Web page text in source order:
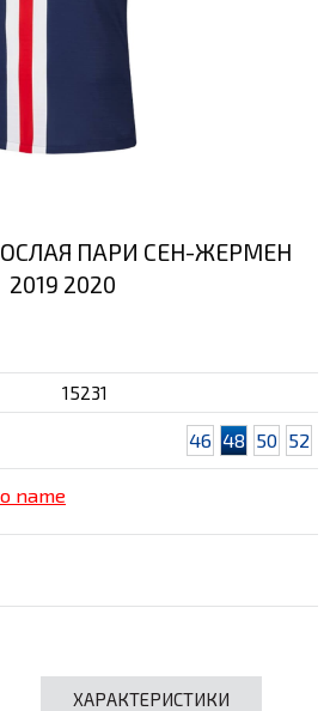
ПАРИ СЕН-ЖЕРМЕН
2019 2020
15231
46 48 50 52
name
ХАРАКТЕРИСТИКИ